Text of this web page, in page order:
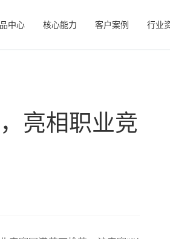
中心 核心能力 客户案例 行业
亮相职业竞